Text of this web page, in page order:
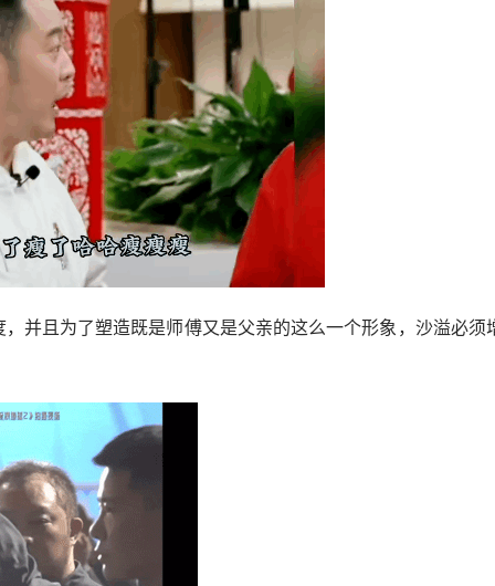
并且为了塑造既是师傅又是父亲的这么一个形象，沙溢必须